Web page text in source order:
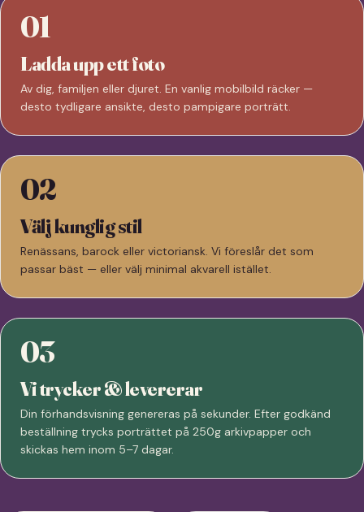
01
Ladda upp ett foto
Av dig, familjen eller djuret. En vanlig mobilbild räcker —
desto tydligare ansikte, desto pampigare porträtt.
02
Välj kunglig stil
Renässans, barock eller victoriansk. Vi föreslår det som
passar bäst — eller välj minimal akvarell istället.
03
Vi trycker & levererar
Din förhandsvisning genereras på sekunder. Efter godkänd
beställning trycks porträttet på 250g arkivpapper och
skickas hem inom 5–7 dagar.